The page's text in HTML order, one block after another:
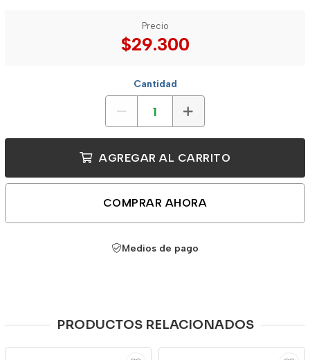
Precio
$29.300
Cantidad
AGREGAR AL CARRITO
COMPRAR AHORA
Medios de pago
PRODUCTOS RELACIONADOS